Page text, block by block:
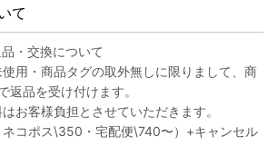
て
・交換について
使用・商品タグの取外無しに限りまして、商
返品を受け付けます。
お客様負担とさせていただきます。
ネコポス\350・宅配便\740〜）+キャンセル